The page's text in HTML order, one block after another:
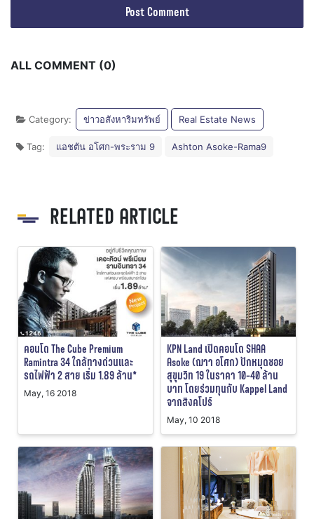
ALL COMMENT (0)
Category: ข่าวอสังหาริมทรัพย์ Real Estate News
Tag: แอชตัน อโศก-พระราม 9 Ashton Asoke-Rama9
RELATED ARTICLE
คอนโด The Cube Premium
Ramintra 34 ใกล้ทางด่วนและ
รถไฟฟ้า 2 สาย เริ่ม 1.89 ล้าน*
May, 16 2018
KPN Land เปิดคอนโด SHAA
Asoke (ฌาา อโศก) ปักหมุดซอย
สุขุมวิท 19 ในราคา 10-40 ล้าน
บาท โดยร่วมทุนกับ Kappel Land
จากสิงคโปร์
May, 10 2018